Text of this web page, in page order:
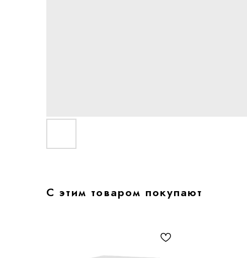
С этим товаром покупают